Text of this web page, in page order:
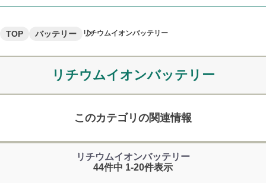
TOP バッテリー リチウムイオンバッテリー
リチウムイオンバッテリー
このカテゴリの関連情報
リチウムイオンバッテリー
44件中 1-20件表示